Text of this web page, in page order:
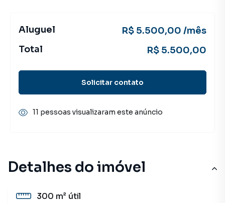
Detalhes do imóvel
300 m² útil
Aluguel
R$ 5.500,00 /mês
Total
R$ 5.500,00
Solicitar contato
11 pessoas visualizaram este anúncio